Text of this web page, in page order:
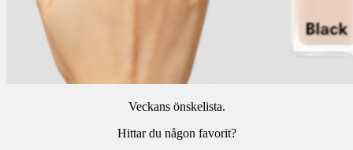
Veckans önskelista.
Hittar du någon favorit?